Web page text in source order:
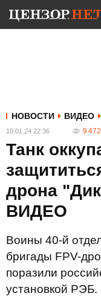
НОВОСТИ ВИДЕО
10.01.24 22:36 9 472
Танк
дрона
ВИДЕО
Воины 40-й
бригады FPV-
поразили
установкой РЭБ.